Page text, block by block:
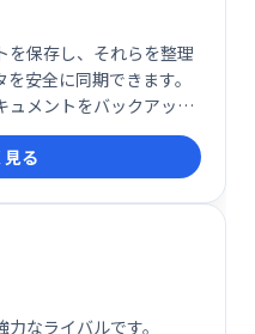
保存し、それらを整理
安全に同期できます。
ュメントをバックアップ
ざまな方法で表示しま
る
なライバルです。